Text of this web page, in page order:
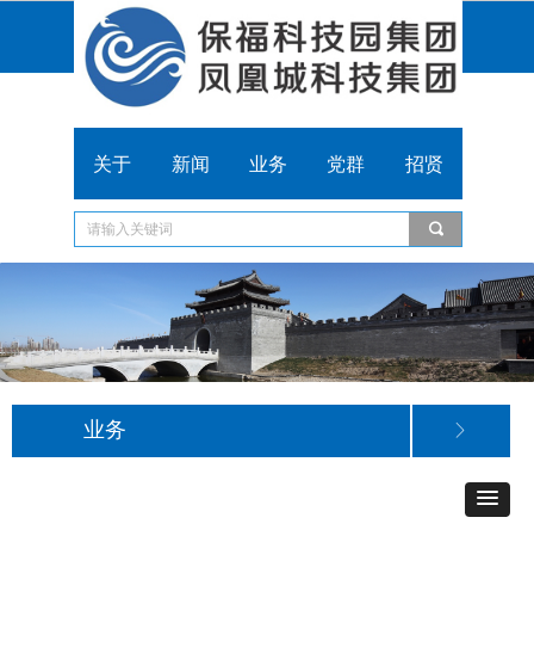
关于 新闻 业务 党群 招贤
끠
业务 ꁕ